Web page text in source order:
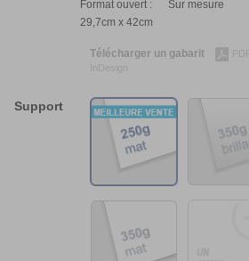
Format ouvert :
29,7cm x 42cm
Sur mesure
Télécharger un gabarit PDF
InDesign
Support